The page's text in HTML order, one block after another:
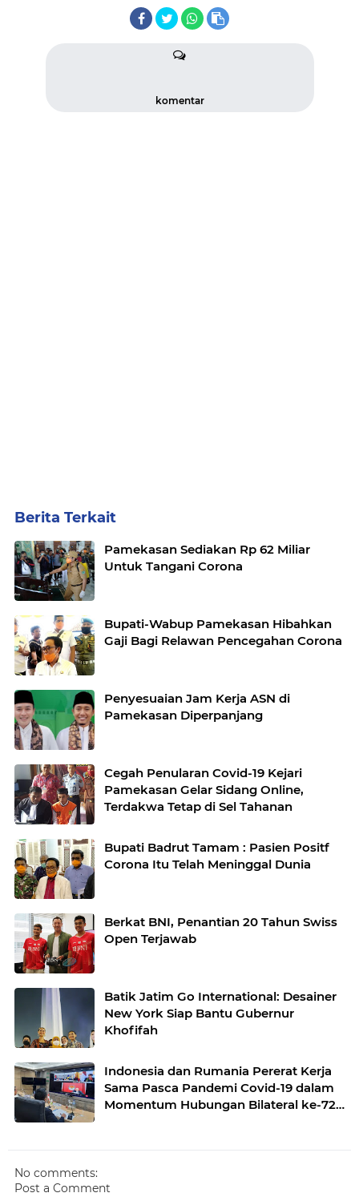
komentar
Berita Terkait
Pamekasan Sediakan Rp 62 Miliar
Untuk Tangani Corona
Bupati-Wabup Pamekasan Hibahkan
Gaji Bagi Relawan Pencegahan Corona
Penyesuaian Jam Kerja ASN di
Pamekasan Diperpanjang
Cegah Penularan Covid-19 Kejari
Pamekasan Gelar Sidang Online,
Terdakwa Tetap di Sel Tahanan
Bupati Badrut Tamam : Pasien Positf
Corona Itu Telah Meninggal Dunia
Berkat BNI, Penantian 20 Tahun Swiss
Open Terjawab
Batik Jatim Go International: Desainer
New York Siap Bantu Gubernur
Khofifah
Indonesia dan Rumania Pererat Kerja
Sama Pasca Pandemi Covid-19 dalam
Momentum Hubungan Bilateral ke-72
No comments:
Post a Comment